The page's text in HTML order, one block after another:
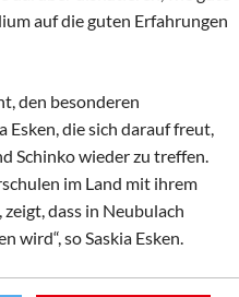
auf die guten Erfahrungen
den besonderen
Esken, die sich darauf freut,
Schinko wieder zu treffen.
im Land mit ihrem
dass in Neubulach
so Saskia Esken.